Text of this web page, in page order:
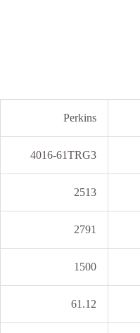
Perkins
4016-61TRG3
2513
2791
1500
61.12